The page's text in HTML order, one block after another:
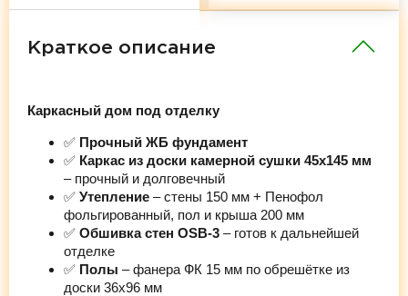
Краткое описание
Каркасный дом под отделку
✅ Прочный ЖБ фундамент
✅ Каркас из доски камерной сушки 45х145 мм
– прочный и долговечный
✅ Утепление – стены 150 мм + Пенофол
фольгированный, пол и крыша 200 мм
✅ Обшивка стен OSB-3 – готов к дальнейшей
отделке
✅ Полы – фанера ФК 15 мм по обрешётке из
доски 36х96 мм